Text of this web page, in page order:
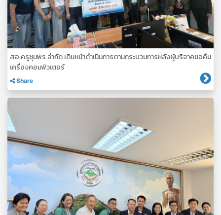
สอ.ครูชุมพร จำกัด เดินหน้าดำเนินการตามกระบวนการหลังผู้บริจาคขอคืน
เครื่องคอมพิวเตอร์
Share